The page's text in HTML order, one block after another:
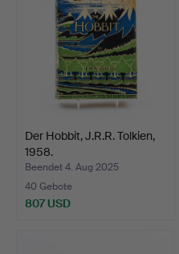
Der Hobbit, J.R.R. Tolkien,
1958.
Beendet 4. Aug 2025
40 Gebote
807 USD